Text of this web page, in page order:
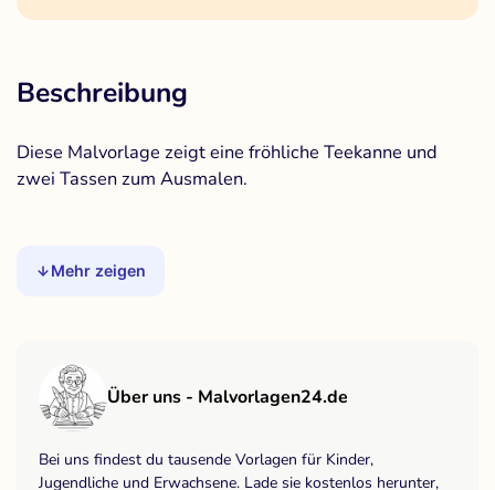
Beschreibung
Diese Malvorlage zeigt eine fröhliche Teekanne und
zwei Tassen zum Ausmalen.
Mehr zeigen
Über uns - Malvorlagen24.de
Bei uns findest du tausende Vorlagen für Kinder,
Jugendliche und Erwachsene. Lade sie kostenlos herunter,